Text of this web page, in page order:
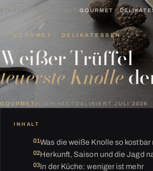
/GOURMET ·
GOURMET · DELIKATESSEN
Weißer Trüffel –
teuerste Knolle
GOURMET 6 MIN. AKTUALISIERT JULI 2026
INHALT
Was die weiße Knolle so kostbar
Herkunft, Saison und die Jagd
In der Küche: weniger ist mehr